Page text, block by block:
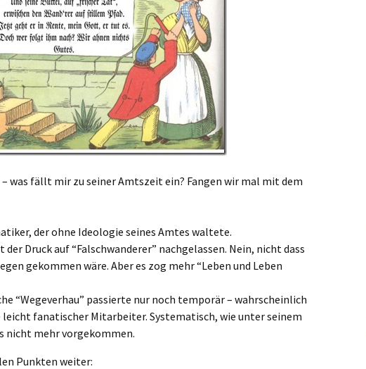
was fällt mir zu seiner Amtszeit ein? Fangen wir mal mit dem
der ohne Ideologie seines Amtes waltete.
der Druck auf “Falschwanderer” nachgelassen. Nein, nicht dass
gekommen wäre. Aber es zog mehr “Leben und Leben
“Wegeverhau” passierte nur noch temporär – wahrscheinlich
fanatischer Mitarbeiter. Systematisch, wie unter seinem
nicht mehr vorgekommen.
Punkten weiter: